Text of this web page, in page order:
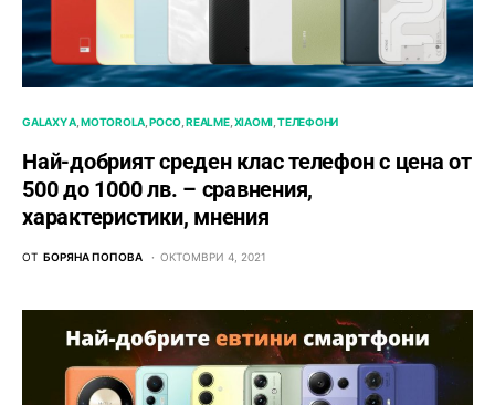
GALAXY A MOTOROLA POCO REALME XIAOMI ТЕЛЕФОНИ
Най-добрият среден клас телефон с цена от
500 до 1000 лв. – сравнения,
характеристики, мнения
ОТ БОРЯНА ПОПОВА ОКТОМВРИ 4, 2021